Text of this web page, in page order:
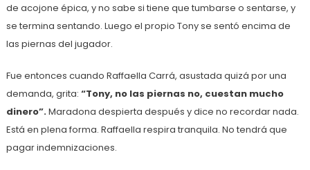
de acojone épica, y no sabe si tiene que tumbarse o sentarse, y
se termina sentando. Luego el propio Tony se sentó encima de
las piernas del jugador.
Fue entonces cuando Raffaella Carrá, asustada quizá por una
demanda, grita: “Tony, no las piernas no, cuestan mucho
dinero”.Maradona despierta después y dice no recordar nada.
Está en plena forma. Raffaella respira tranquila. No tendrá que
pagar indemnizaciones.